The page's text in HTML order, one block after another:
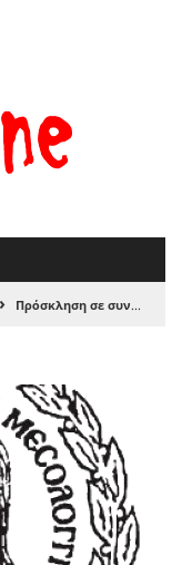
› Πρόσκληση σε συνεδριάσεις Δημοτικού Συμβουλίου Ι.Π. Μεσολογγίου